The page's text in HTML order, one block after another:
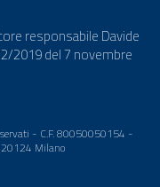
responsabile Davide
2019 del 7 novembre
- C.F. 80050050154 -
Milano